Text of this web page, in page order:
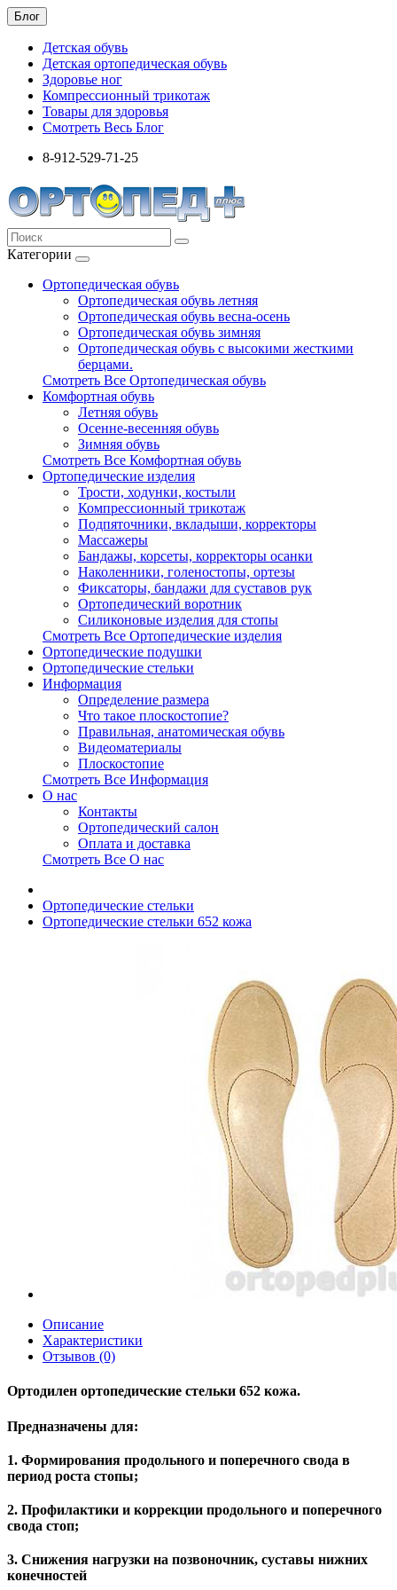
Блог
Детская обувь
Детская ортопедическая обувь
Здоровье ног
Компрессионный трикотаж
Товары для здоровья
Смотреть Весь Блог
8-912-529-71-25
Категории
Ортопедическая обувь
Ортопедическая обувь летняя
Ортопедическая обувь весна-осень
Ортопедическая обувь зимняя
Ортопедическая обувь с высокими жесткими
берцами.
Смотреть Все Ортопедическая обувь
Комфортная обувь
Летняя обувь
Осенне-весенняя обувь
Зимняя обувь
Смотреть Все Комфортная обувь
Ортопедические изделия
Трости, ходунки, костыли
Компрессионный трикотаж
Подпяточники, вкладыши, корректоры
Массажеры
Бандажы, корсеты, корректоры осанки
Наколенники, голеностопы, ортезы
Фиксаторы, бандажи для суставов рук
Ортопедический воротник
Силиконовые изделия для стопы
Смотреть Все Ортопедические изделия
Ортопедические подушки
Ортопедические стельки
Информация
Определение размера
Что такое плоскостопие?
Правильная, анатомическая обувь
Видеоматериалы
Плоскостопие
Смотреть Все Информация
О нас
Контакты
Ортопедический салон
Оплата и доставка
Смотреть Все О нас
Ортопедические стельки
Ортопедические стельки 652 кожа
Описание
Характеристики
Отзывов (0)
Ортодилен ортопедические стельки 652 кожа.
Предназначены для:
1. Формирования продольного и поперечного свода в
период роста стопы;
2. Профилактики и коррекции продольного и поперечного
свода стоп;
3. Снижения нагрузки на позвоночник, суставы нижних
конечностей